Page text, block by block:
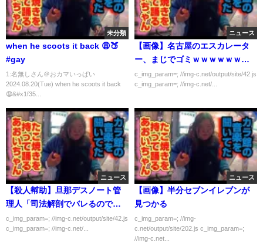
未分類
when he scoots it back 😩🍑
#gay
1:名無しさん＠おカマいっぱい
2024.08.20(Tue) when he scoots it back
😩&#x1f35...
ニュース
【画像】名古屋のエスカレータ
ー、まじでゴミｗｗｗｗｗｗｗ
ｗ
c_img_param=; //img-c.net/output/site/42.js
c_img_param=; //img-c.net/...
ニュース
【殺人幇助】旦那デスノート管
理人「司法解剖でバレるのでゆ
っくりじっくり殺しましょ
う！」
c_img_param=; //img-c.net/output/site/42.js
c_img_param=; //img-c.net/...
ニュース
【画像】半分セブンイレブンが
見つかる
c_img_param=; //img-
c.net/output/site/202.js c_img_param=;
//img-c.net...